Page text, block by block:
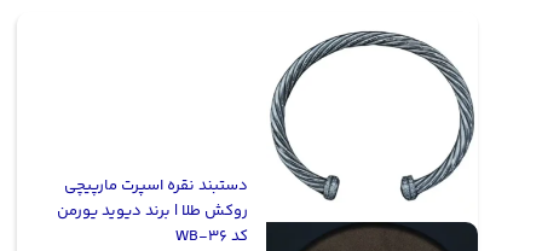
دستبند نقره اسپرت مارپیچی
روکش طلا | برند دیوید یورمن
کد WB-36